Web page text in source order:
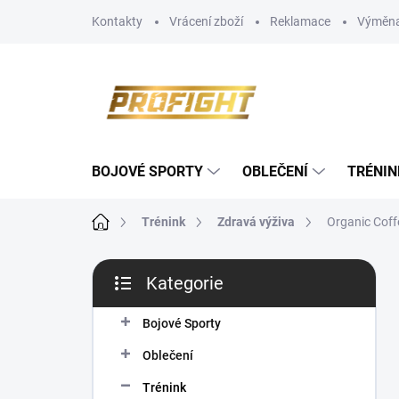
Kontakty Vrácení zboží Reklamace
BOJOVÉ SPORTY OBLEČENÍ
Domů Trénink Zdravá výživa Organic
P
s
kategorie
Kategorie
Bojové Sporty
Oblečení
Trénink